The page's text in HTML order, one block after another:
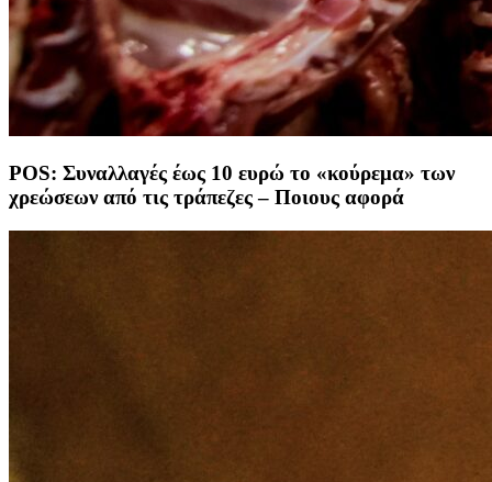
POS: Συναλλαγές έως 10 ευρώ το «κούρεμα» των
χρεώσεων από τις τράπεζες – Ποιους αφορά